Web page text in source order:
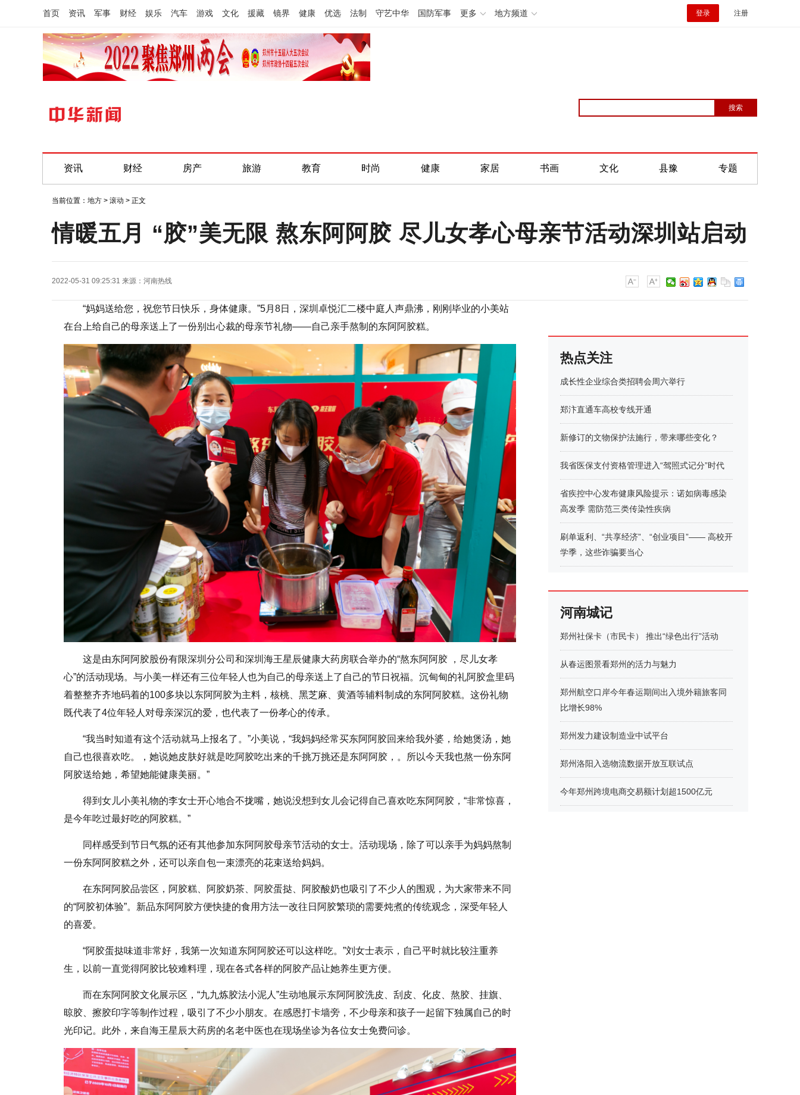
首页 资讯 军事 财经 娱乐 汽车 游戏 文化 援藏 镜界 健康 优选 法制 守艺中华 国防军事 更多 地方频道 登录 注册
资讯 财经 房产 旅游 教育 时尚 健康 家居 书画 文化 县豫 专题
当前位置： 地方 > 滚动 > 正文
情暖五月 “胶”美无限 熬东阿阿胶 尽儿女孝心母亲节活动深圳站启动
2022-05-31 09:25:31 来源： 河南热线
“妈妈送给您，祝您节日快乐，身体健康。”5月8日，深圳卓悦汇二楼中庭人声鼎沸，刚刚毕业的小美站
在台上给自己的母亲送上了一份别出心裁的母亲节礼物——自己亲手熬制的东阿阿胶糕。
这是由东阿阿胶股份有限深圳分公司和深圳海王星辰健康大药房联合举办的“熬东阿阿胶 ，尽儿女孝
心”的活动现场。与小美一样还有三位年轻人也为自己的母亲送上了自己的节日祝福。沉甸甸的礼阿胶盒里码
着整整齐齐地码着的100多块以东阿阿胶为主料，核桃、黑芝麻、黄酒等辅料制成的东阿阿胶糕。这份礼物
既代表了4位年轻人对母亲深沉的爱，也代表了一份孝心的传承。
“我当时知道有这个活动就马上报名了。”小美说，“我妈妈经常买东阿阿胶回来给我外婆，给她煲汤，她
自己也很喜欢吃。，她说她皮肤好就是吃阿胶吃出来的千挑万挑还是东阿阿胶，。所以今天我也熬一份东阿
阿胶送给她，希望她能健康美丽。”
得到女儿小美礼物的李女士开心地合不拢嘴，她说没想到女儿会记得自己喜欢吃东阿阿胶，“非常惊喜，
是今年吃过最好吃的阿胶糕。”
同样感受到节日气氛的还有其他参加东阿阿胶母亲节活动的女士。活动现场，除了可以亲手为妈妈熬制
一份东阿阿胶糕之外，还可以亲自包一束漂亮的花束送给妈妈。
在东阿阿胶品尝区，阿胶糕、阿胶奶茶、阿胶蛋挞、阿胶酸奶也吸引了不少人的围观，为大家带来不同
的“阿胶初体验”。新品东阿阿胶方便快捷的食用方法一改往日阿胶繁琐的需要炖煮的传统观念，深受年轻人
的喜爱。
“阿胶蛋挞味道非常好，我第一次知道东阿阿胶还可以这样吃。”刘女士表示，自己平时就比较注重养
生，以前一直觉得阿胶比较难料理，现在各式各样的阿胶产品让她养生更方便。
而在东阿阿胶文化展示区，“九九炼胶法小泥人”生动地展示东阿阿胶洗皮、刮皮、化皮、熬胶、挂旗、
晾胶、擦胶印字等制作过程，吸引了不少小朋友。在感恩打卡墙旁，不少母亲和孩子一起留下独属自己的时
光印记。此外，来自海王星辰大药房的名老中医也在现场坐诊为各位女士免费问诊。
热点关注
成长性企业综合类招聘会周六举行
郑汴直通车高校专线开通
新修订的文物保护法施行，带来哪些变化？
我省医保支付资格管理进入“驾照式记分”时代
省疾控中心发布健康风险提示：诺如病毒感染
高发季 需防范三类传染性疾病
刷单返利、“共享经济”、“创业项目”—— 高校开
学季，这些诈骗要当心
河南城记
郑州社保卡（市民卡） 推出“绿色出行”活动
从春运图景看郑州的活力与魅力
郑州航空口岸今年春运期间出入境外籍旅客同
比增长98%
郑州发力建设制造业中试平台
郑州洛阳入选物流数据开放互联试点
今年郑州跨境电商交易额计划超1500亿元